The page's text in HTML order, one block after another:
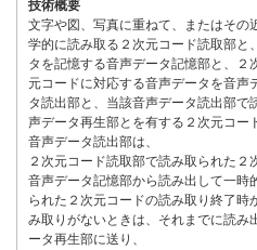
技術概要
文字や図、写真に重ねて、またはその
学的に読み取る２次元コード読取部と
タを記憶する音声データ記憶部と、２
元コードに対応する音声データを音声
タ読出部と、当該音声データ読出部
声データ再生部とを有する２次元コー
音声データ読出部は、
２次元コード読取部で読み取られた
音声データ記憶部から読み出して一時
られた２次元コードの読み取り終了
み取りがないときは、それまでに読み
ータ再生部に送り、